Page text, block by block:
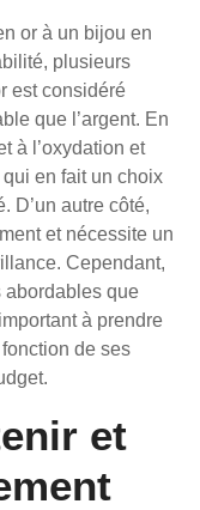
or à un bijou en
plusieurs
est considéré
que l’argent. En
à l’oxydation et
en fait un choix
D’un autre côté,
et nécessite un
Cependant,
abordables que
à prendre
de ses
et